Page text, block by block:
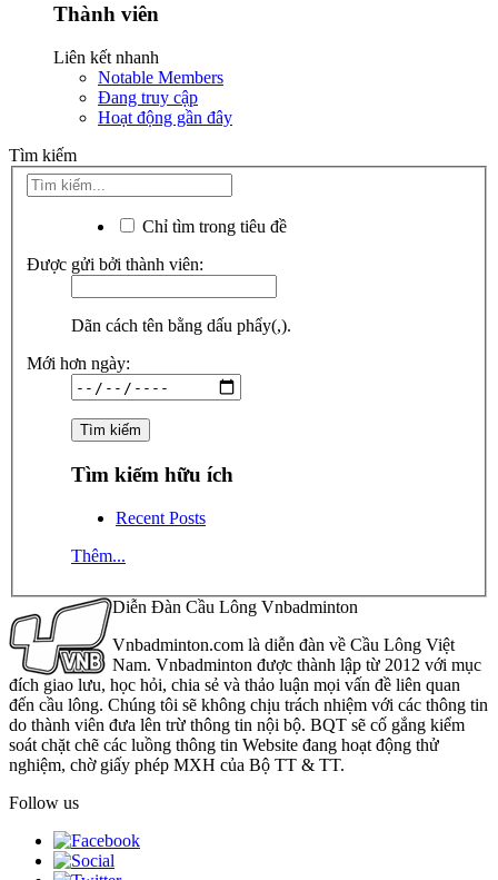
Thành viên
Liên kết nhanh
Notable Members
Đang truy cập
Hoạt động gần đây
Tìm kiếm
Chỉ tìm trong tiêu đề
Được gửi bởi thành viên:
Dãn cách tên bằng dấu phẩy(,).
Mới hơn ngày:
Tìm kiếm hữu ích
Recent Posts
Thêm...
Diễn Đàn Cầu Lông Vnbadminton
Vnbadminton.com là diễn đàn về Cầu Lông Việt
Nam. Vnbadminton được thành lập từ 2012 với mục
đích giao lưu, học hỏi, chia sẻ và thảo luận mọi vấn đề liên quan
đến cầu lông. Chúng tôi sẽ không chịu trách nhiệm với các thông tin
do thành viên đưa lên trừ thông tin nội bộ. BQT sẽ cố gắng kiểm
soát chặt chẽ các luồng thông tin Website đang hoạt động thử
nghiệm, chờ giấy phép MXH của Bộ TT & TT.
Follow us